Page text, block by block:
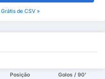
de CSV »
Posição Golos / 90'